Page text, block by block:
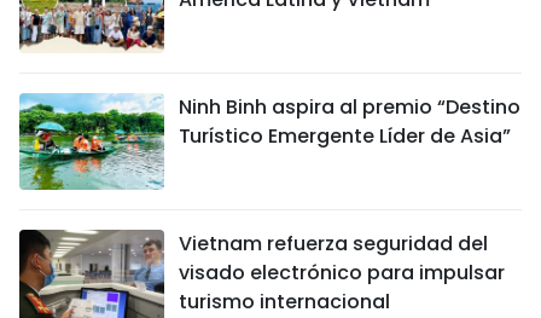
Ninh Binh aspira al premio “Destino
Turístico Emergente Líder de Asia”
Vietnam refuerza seguridad del
visado electrónico para impulsar
turismo internacional